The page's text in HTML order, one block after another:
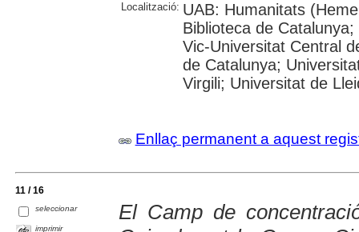
Localització: UAB: Humanitats
Biblioteca de
Vic-Universitat Central
de Catalunya;
Virgili; Universitat de
Enllaç permanent a aquest
11 / 16
seleccionar
imprimir
El Camp de